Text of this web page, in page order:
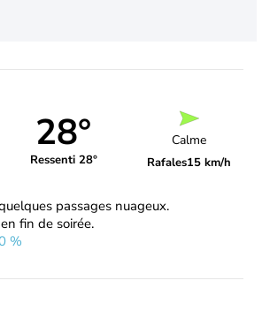
28°
Ressenti 28°
Calme
Rafales15 km/h
passages nuageux.
fin de soirée.
%